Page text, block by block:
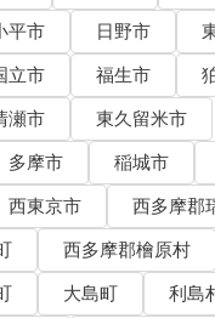
平市 日野市
立市 福生市
瀬市
東久留米市
多摩市 稲城市
西東京市
西多摩郡
西多摩郡檜原村
大島町
利島